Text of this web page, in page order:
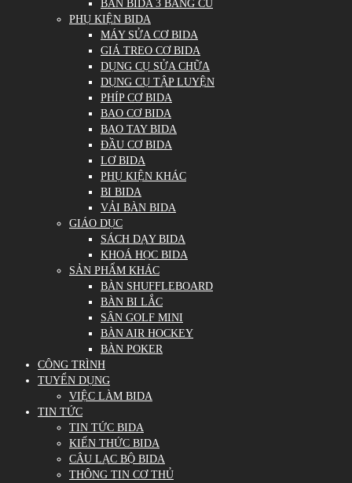
BÀN BIDA 3 BĂNG CŨ
PHỤ KIỆN BIDA
MÁY SỬA CƠ BIDA
GIÁ TREO CƠ BIDA
DỤNG CỤ SỬA CHỮA
DỤNG CỤ TẬP LUYỆN
PHÍP CƠ BIDA
BAO CƠ BIDA
BAO TAY BIDA
ĐẦU CƠ BIDA
LƠ BIDA
PHỤ KIỆN KHÁC
BI BIDA
VẢI BÀN BIDA
GIÁO DỤC
SÁCH DẠY BIDA
KHOÁ HỌC BIDA
SẢN PHẨM KHÁC
BÀN SHUFFLEBOARD
BÀN BI LẮC
SÂN GOLF MINI
BÀN AIR HOCKEY
BÀN POKER
CÔNG TRÌNH
TUYỂN DỤNG
VIỆC LÀM BIDA
TIN TỨC
TIN TỨC BIDA
KIẾN THỨC BIDA
CÂU LẠC BỘ BIDA
THÔNG TIN CƠ THỦ